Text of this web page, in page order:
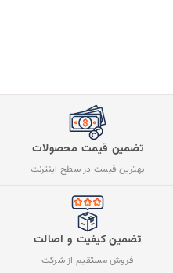
تضمین قیمت محصولات
بهترین قیمت در سطح اینترنت
تضمین کیفیت و اصالت
فروش مستقیم از شرکت